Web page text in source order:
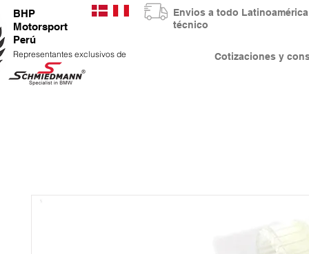
BHP
Motorsport
Perú
Representantes exclusivos de Cotizaciones y
Envios a todo
técnico